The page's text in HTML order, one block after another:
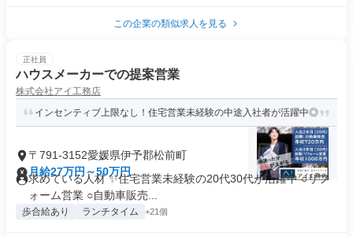
この企業の類似求人を見る
正社員
ハウスメーカーでの提案営業
株式会社アイ工務店
インセンティブ上限なし！住宅営業未経験の中途入社者が活躍中◎
〒791-3152愛媛県伊予郡松前町
月給27万円～50万円
求めている人材 ✨住宅営業未経験の20代30代が活躍中 ○リフ
ォーム営業 ○自動車販売...
歩合給あり ランチタイム +21個